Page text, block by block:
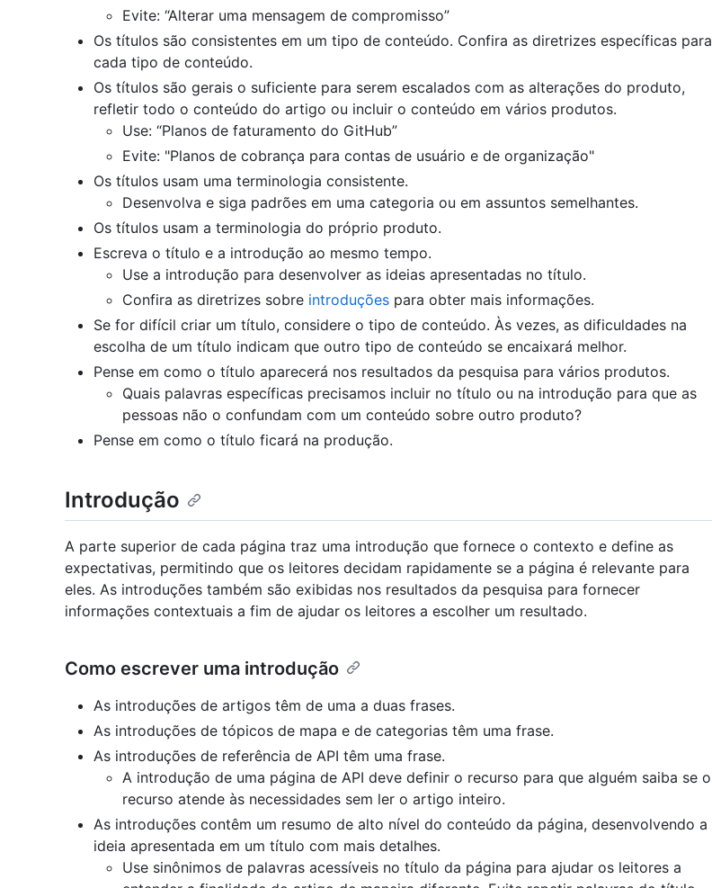
Evite: “Alterar uma mensagem de compromisso”
Os títulos são consistentes em um tipo de conteúdo. Confira as diretrizes específicas para
cada tipo de conteúdo.
Os títulos são gerais o suficiente para serem escalados com as alterações do produto,
refletir todo o conteúdo do artigo ou incluir o conteúdo em vários produtos.
Use: “Planos de faturamento do GitHub”
Evite: "Planos de cobrança para contas de usuário e de organização"
Os títulos usam uma terminologia consistente.
Desenvolva e siga padrões em uma categoria ou em assuntos semelhantes.
Os títulos usam a terminologia do próprio produto.
Escreva o título e a introdução ao mesmo tempo.
Use a introdução para desenvolver as ideias apresentadas no título.
Confira as diretrizes sobre introduções para obter mais informações.
Se for difícil criar um título, considere o tipo de conteúdo. Às vezes, as dificuldades na
escolha de um título indicam que outro tipo de conteúdo se encaixará melhor.
Pense em como o título aparecerá nos resultados da pesquisa para vários produtos.
Quais palavras específicas precisamos incluir no título ou na introdução para que as
pessoas não o confundam com um conteúdo sobre outro produto?
Pense em como o título ficará na produção.
Introdução
A parte superior de cada página traz uma introdução que fornece o contexto e define as
expectativas, permitindo que os leitores decidam rapidamente se a página é relevante para
eles. As introduções também são exibidas nos resultados da pesquisa para fornecer
informações contextuais a fim de ajudar os leitores a escolher um resultado.
Como escrever uma introdução
As introduções de artigos têm de uma a duas frases.
As introduções de tópicos de mapa e de categorias têm uma frase.
As introduções de referência de API têm uma frase.
A introdução de uma página de API deve definir o recurso para que alguém saiba se o
recurso atende às necessidades sem ler o artigo inteiro.
As introduções contêm um resumo de alto nível do conteúdo da página, desenvolvendo a
ideia apresentada em um título com mais detalhes.
Use sinônimos de palavras acessíveis no título da página para ajudar os leitores a